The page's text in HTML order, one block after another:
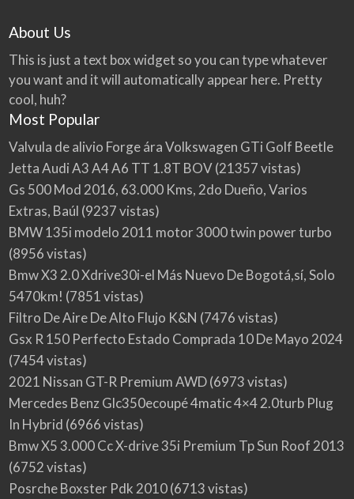
About Us
This is just a text box widget so you can type whatever
you want and it will automatically appear here. Pretty
cool, huh?
Most Popular
Valvula de alivio Forge ára Volkswagen GTi Golf Beetle
Jetta Audi A3 A4 A6 TT 1.8T BOV(21357 vistas)
Gs 500 Mod 2016, 63.000 Kms, 2do Dueño, Varios
Extras, Baúl (9237 vistas)
BMW 135i modelo 2011 motor 3000 twin power turbo
(8956 vistas)
Bmw X3 2.0 Xdrive30i-el Más Nuevo De Bogotá,sí, Solo
5470km! (7851 vistas)
Filtro De Aire De Alto Flujo K&N (7476 vistas)
Gsx R 150 Perfecto Estado Comprada 10 De Mayo 2024
(7454 vistas)
2021 Nissan GT-R Premium AWD(6973 vistas)
Mercedes Benz Glc350ecoupé 4matic 4×4 2.0turb Plug
In Hybrid (6966 vistas)
Bmw X5 3.000 Cc X-drive 35i Premium Tp Sun Roof 2013
(6752 vistas)
Posrche Boxster Pdk 2010(6713 vistas)